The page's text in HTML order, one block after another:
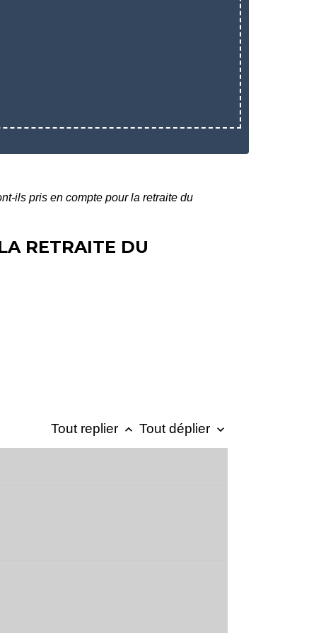
ils pris en compte pour la retraite du
RETRAITE DU
Tout replier keyboard_arrow_up Tout déplier keyboard_arrow_down